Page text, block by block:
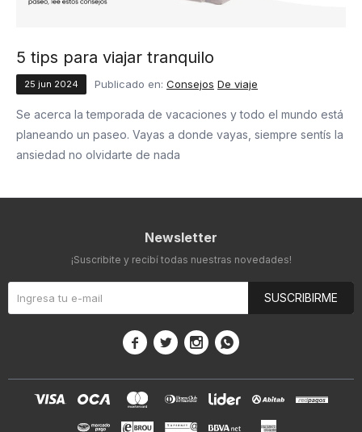
5 tips para viajar tranquilo
25 jun 2024 Publicado en: Consejos De viaje
Se acerca la temporada de vacaciones y todo el mundo está
planeando un paseo. Vayas a donde vayas, siempre sentís la
ansiedad no olvidarte de nada
Newsletter
¡Suscribite y recibí todas nuestras novedades!
SUSCRIBIRME
   